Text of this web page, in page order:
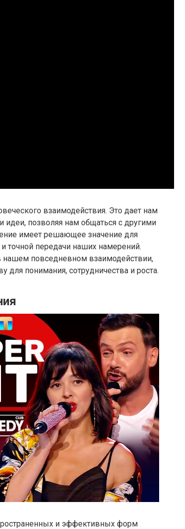
взаимодействия. Это дает нам
позволяя нам общаться с другими
имеет решающее значение для
точной передачи наших намерений.
нашем повседневном взаимодействии,
понимания, сотрудничества и роста.
и эффективных форм